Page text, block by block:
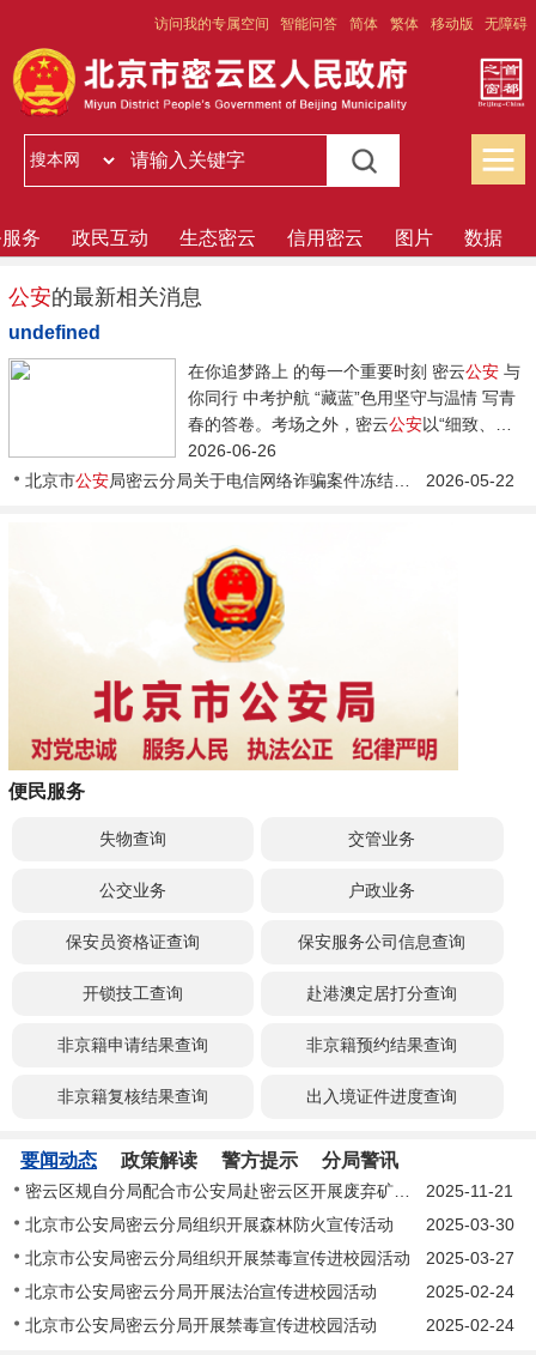
访问我的专属空间 智能问答 简体 繁体 移动版 无障碍
务 政民互动 生态密云 信用密云 图片 数据
公安的最新相关消息
undefined
在你追梦路上 的每一个重要时刻 密云公安 与
你同行 中考护航 “藏蓝”色用坚守与温情 写青
春的答卷。考场之外，密云公安以“细致、精
致、极致”的作风...
2026-06-26
2026-05-22
北京市公安局密云分局关于电信网络诈骗案件冻结资金返还的公告
便民服务
失物查询 交管业务
公交业务 户政业务
保安员资格证查询 保安服务公司信息查询
开锁技工查询 赴港澳定居打分查询
非京籍申请结果查询 非京籍预约结果查询
非京籍复核结果查询 出入境证件进度查询
要闻动态 政策解读 警方提示 分局警讯
2025-11-21
密云区规自分局配合市公安局赴密云区开展废弃矿洞封堵整治专项检查
2025-03-30
北京市公安局密云分局组织开展森林防火宣传活动
2025-03-27
北京市公安局密云分局组织开展禁毒宣传进校园活动
2025-02-24
北京市公安局密云分局开展法治宣传进校园活动
2025-02-24
北京市公安局密云分局开展禁毒宣传进校园活动